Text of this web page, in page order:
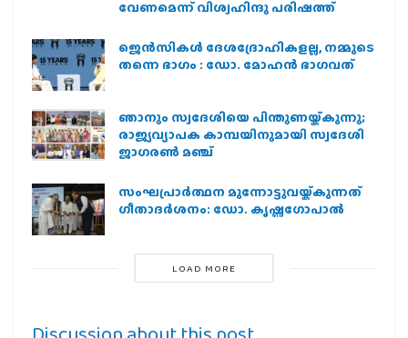
വേണമെന്ന് വിശ്വഹിന്ദു പരിഷത്ത്
ജെന്‍സികള്‍ ദേശദ്രോഹികളല്ല, നമ്മുടെ
തന്നെ ഭാഗം : ഡോ. മോഹന്‍ ഭാഗവത്
ഞാനും സ്വദേശിയെ പിന്തുണയ്ക്കുന്നു;
രാജ്യവ്യാപക കാമ്പയിനുമായി സ്വദേശി
ജാഗരണ്‍ മഞ്ച്
സംഘപ്രാര്‍ത്ഥന മുന്നോട്ടുവയ്ക്കുന്നത്
ഗീതാദര്‍ശനം: ഡോ. കൃഷ്ണഗോപാല്‍
LOAD MORE